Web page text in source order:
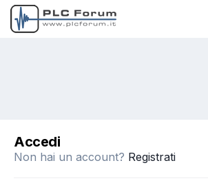
Accedi
Non hai un account? Registrati